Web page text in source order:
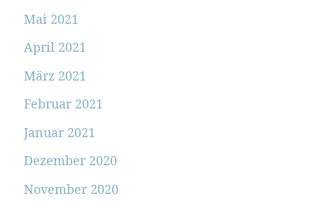
Mai 2021
April 2021
März 2021
Februar 2021
Januar 2021
Dezember 2020
November 2020